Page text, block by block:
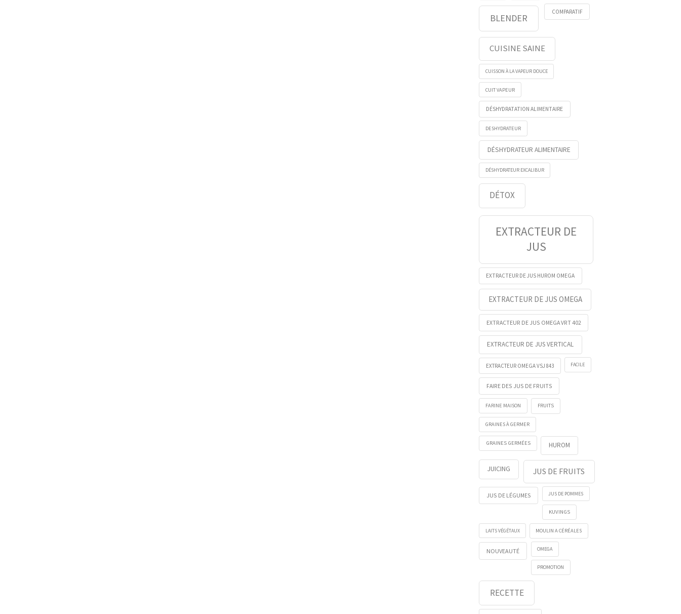
BLENDER
COMPARATIF
CUISINE SAINE
CUISSON À LA VAPEUR DOUCE
CUIT VAPEUR
DÉSHYDRATATION ALIMENTAIRE
DESHYDRATEUR
DÉSHYDRATEUR ALIMENTAIRE
DÉSHYDRATEUR EXCALIBUR
DÉTOX
EXTRACTEUR DE
JUS
EXTRACTEUR DE JUS HUROM OMEGA
EXTRACTEUR DE JUS OMEGA
EXTRACTEUR DE JUS OMEGA VRT 402
EXTRACTEUR DE JUS VERTICAL
EXTRACTEUR OMEGA VSJ 843 FACILE
FAIRE DES JUS DE FRUITS
FARINE MAISON FRUITS
GRAINES À GERMER
GRAINES GERMÉES HUROM
JUICING JUS DE FRUITS
JUS DE LÉGUMES JUS DE POMMES
KUVINGS
LAITS VÉGÉTAUX MOULIN A CÉRÉALES
NOUVEAUTÉ OMEGA
PROMOTION
RECETTE